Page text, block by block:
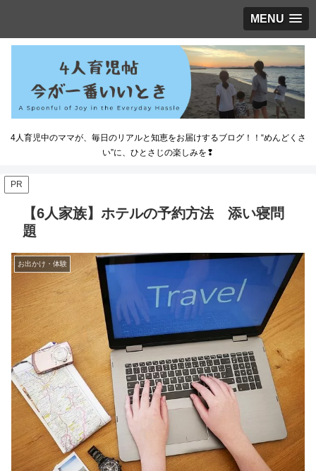
MENU
4人育児中のママが、毎日のリアルと知恵をお届けするブログ！！“めんどくさ
い”に、ひとさじの楽しみを❢
PR
【6人家族】ホテルの予約方法 添い寝問
題
お出かけ・体験